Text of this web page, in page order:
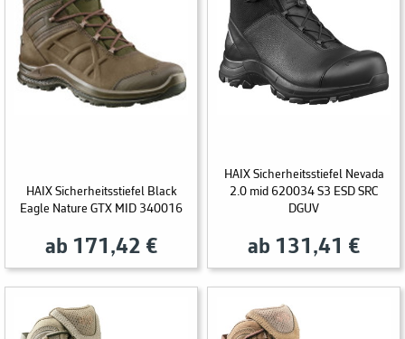
HAIX Sicherheitsstiefel Black
Eagle Nature GTX MID 340016
ab 171,42 €
HAIX Sicherheitsstiefel Nevada
2.0 mid 620034 S3 ESD SRC
DGUV
ab 131,41 €